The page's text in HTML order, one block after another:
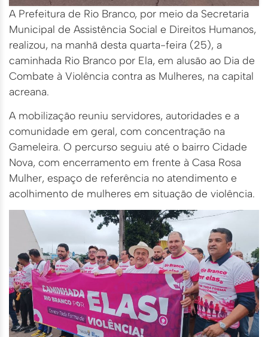
A Prefeitura de Rio Branco, por meio da Secretaria
Municipal de Assistência Social e Direitos Humanos,
realizou, na manhã desta quarta-feira (25), a
caminhada Rio Branco por Ela, em alusão ao Dia de
Combate à Violência contra as Mulheres, na capital
acreana.
A mobilização reuniu servidores, autoridades e a
comunidade em geral, com concentração na
Gameleira. O percurso seguiu até o bairro Cidade
Nova, com encerramento em frente à Casa Rosa
Mulher, espaço de referência no atendimento e
acolhimento de mulheres em situação de violência.